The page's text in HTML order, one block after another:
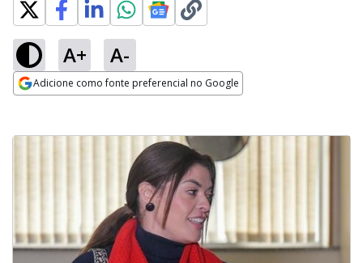
A+ A-
Adicione como fonte preferencial no Google